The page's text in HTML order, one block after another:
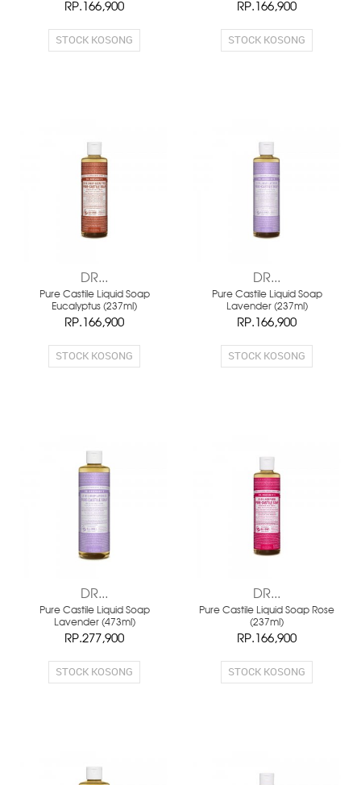
RP.166,900
STOCK KOSONG
RP.166,900
STOCK KOSONG
DR...
Pure Castile Liquid Soap
Eucalyptus (237ml)
RP.166,900
STOCK KOSONG
DR...
Pure Castile Liquid Soap
Lavender (237ml)
RP.166,900
STOCK KOSONG
DR...
Pure Castile Liquid Soap
Lavender (473ml)
RP.277,900
STOCK KOSONG
DR...
Pure Castile Liquid Soap Rose
(237ml)
RP.166,900
STOCK KOSONG